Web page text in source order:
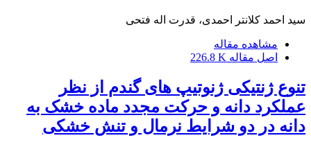
سید احمد کلانتر احمدی، قدرت اله فتحی
مشاهده مقاله
اصل مقاله 226.8 K
تنوع ژنتیکی ژنوتیپ های گندم از نظر
عملکرد دانه و حرکت مجدد ماده خشک به
دانه در دو شرایط نرمال و تنش خشکی